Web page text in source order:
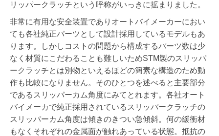
リッパークラッチという呼称がいっきに拡まりました。
非常に有用な安全装置でありオートバイメーカーにおい
ても各社純正パーツとして設計採用しているモデルもあ
ります。しかしコストの問題から構成するパーツ数は少
なく材質にこだわることも難しいためSTM製のスリッパ
ークラッチとは別物といえるほどの簡素な構造のため動
作も比較になりません。そのひとつを述べると主要部分
であるスリッパーカム角度にみてとれます。各社オート
バイメーカで純正採用されているスリッパークラッチの
スリッパーカム角度は傾きのきつい急傾斜。何の緩衝材
もなくそれぞれの金属面が触れあっている状態。抵抗の